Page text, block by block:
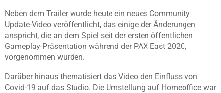
Neben dem Trailer wurde heute ein neues Community
Update-Video veröffentlicht, das einige der Änderungen
anspricht, die an dem Spiel seit der ersten öffentlichen
Gameplay-Präsentation während der PAX East 2020,
vorgenommen wurden.
Darüber hinaus thematisiert das Video den Einfluss von
Covid-19 auf das Studio. Die Umstellung auf Homeoffice war